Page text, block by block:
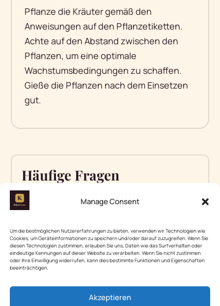
Manage Consent
Um die bestmöglichen Nutzererfahrungen zu bieten, verwenden wir Technologien wie
Cookies, um Geräteinformationen zu speichern und/oder darauf zuzugreifen. Wenn Sie
diesen Technologien zustimmen, erlauben Sie uns, Daten wie das Surfverhalten oder
eindeutige Kennungen auf dieser Website zu verarbeiten. Wenn Sie nicht zustimmen
oder Ihre Einwilligung widerrufen, kann dies bestimmte Funktionen und Eigenschaften
beeinträchtigen.
Akzeptieren
Pflanze die Kräuter gemäß den
Anweisungen auf den Pflanzetiketten.
Achte auf den Abstand zwischen den
Pflanzen, um eine optimale
Wachstumsbedingungen zu schaffen.
Gieße die Pflanzen nach dem Einsetzen
gut.
Häufige Fragen
38 % der Deutschen haben
intelligente Beleuchtungssysteme zu
Hause installiert.
Quelle: Bitkom, 2025
Der Möbeleinzelhandel in
Deutschland verlagert sich mit 6,7 %